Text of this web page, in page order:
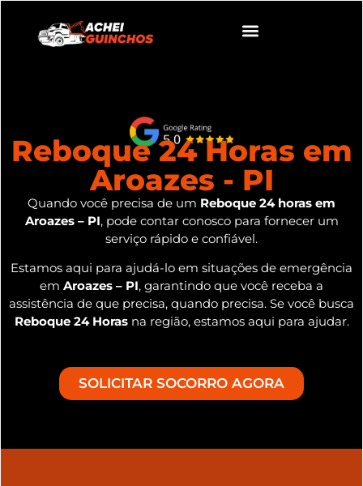
Reboque 24 Horas em
Aroazes - PI
Quando você precisa de um Reboque 24 horas em
Aroazes – PI, pode contar conosco para fornecer um
serviço rápido e confiável.
Estamos aqui para ajudá-lo em situações de emergência
em Aroazes – PI, garantindo que você receba a
assistência de que precisa, quando precisa. Se você busca
Reboque 24 Horasna região, estamos aqui para ajudar.
SOLICITAR SOCORRO AGORA